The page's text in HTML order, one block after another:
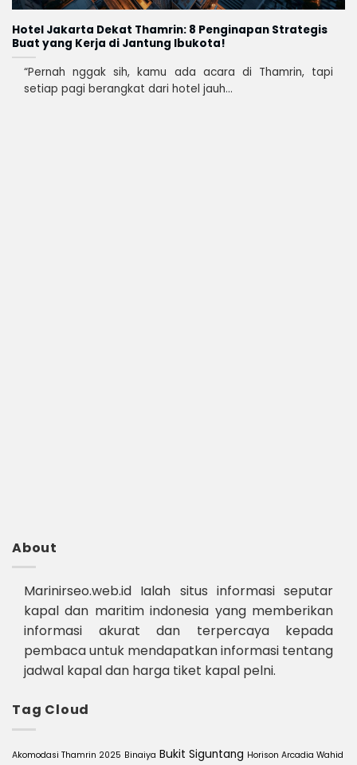
Hotel Jakarta Dekat Thamrin: 8 Penginapan Strategis
Buat yang Kerja di Jantung Ibukota!
“Pernah nggak sih, kamu ada acara di Thamrin, tapi
setiap pagi berangkat dari hotel jauh...
About
Marinirseo.web.id Ialah situs informasi seputar
kapal dan maritim indonesia yang memberikan
informasi akurat dan terpercaya kepada
pembaca untuk mendapatkan informasi tentang
jadwal kapal dan harga tiket kapal pelni.
Tag Cloud
Akomodasi Thamrin 2025 Binaiya Bukit Siguntang Horison Arcadia Wahid